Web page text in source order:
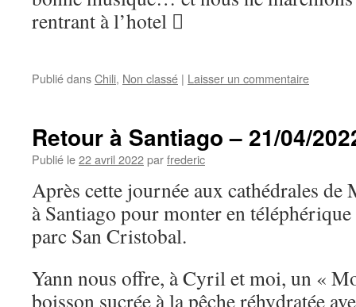
rentrant à l’hotel 
Publié dansChili, Non classé | Laisser un commentaire
Retour à Santiago – 21/04/
Publié le22 avril 2022parfrederic
Après cette journée aux cathédrales de
à Santiago pour monter en
parc San Cristobal.
Yann nous offre, à Cyril et moi, un «
boisson sucrée à la pêche réhydratée